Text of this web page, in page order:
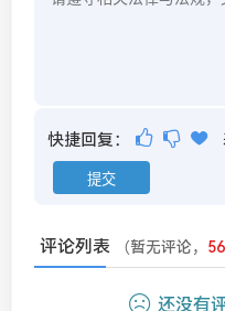
快捷回复：
评论列表 （暂无评论，
还没有